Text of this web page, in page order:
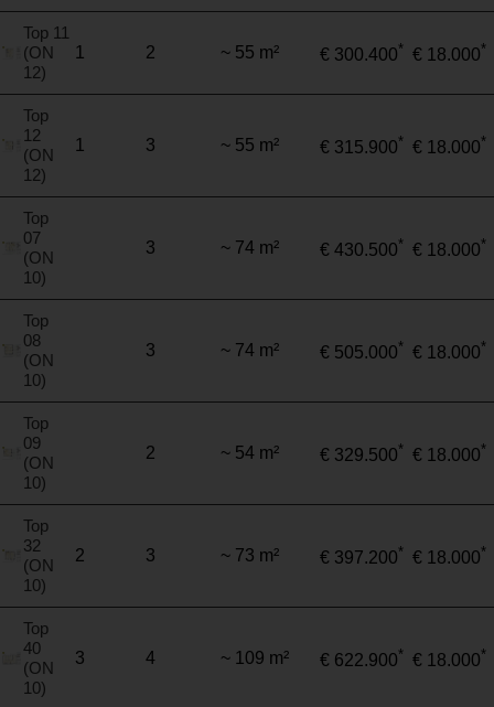
Top 11
(ON
12)
1 2 ~ 55 m² € 300.400* € 18.000*
Top
12
(ON
12)
1 3 ~ 55 m² € 315.900* € 18.000*
Top
07
(ON
10)
3 ~ 74 m² € 430.500* € 18.000*
Top
08
(ON
10)
3 ~ 74 m² € 505.000* € 18.000*
Top
09
(ON
10)
2 ~ 54 m² € 329.500* € 18.000*
Top
32
(ON
10)
2 3 ~ 73 m² € 397.200* € 18.000*
Top
40
(ON
10)
3 4 ~ 109 m² € 622.900* € 18.000*